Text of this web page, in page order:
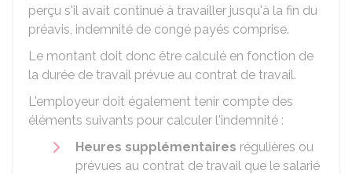
perçu s'il avait continué à travailler jusqu'à la fin du
préavis, indemnité de congé payés comprise.
Le montant doit donc être calculé en fonction de
la durée de travail prévue au contrat de travail.
L'employeur doit également tenir compte des
éléments suivants pour calculer l'indemnité :
Heures supplémentaires régulières ou
prévues au contrat de travail que le salarié